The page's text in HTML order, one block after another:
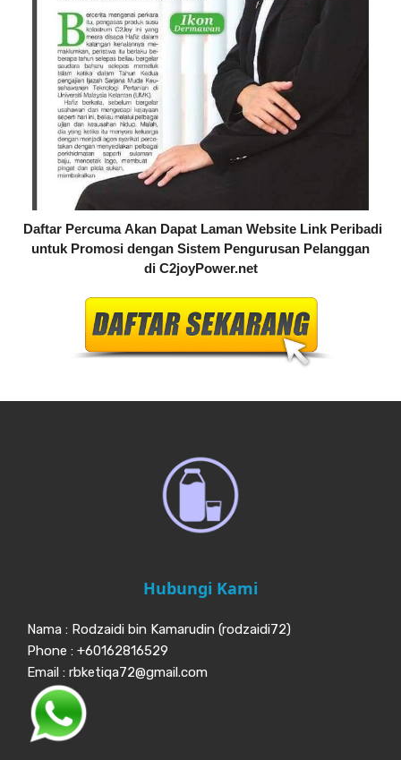
Daftar PercumaAkan Dapat Laman Website Link Peribadi
untuk Promosi dengan Sistem Pengurusan Pelanggan
di C2joyPower.net
Hubungi Kami
Nama : Rodzaidi bin Kamarudin (rodzaidi72)
Phone : +60162816529
Email : rbketiqa72@gmail.com